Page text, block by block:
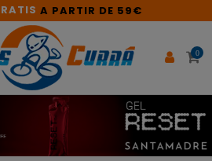
A PARTIR DE 59€
0